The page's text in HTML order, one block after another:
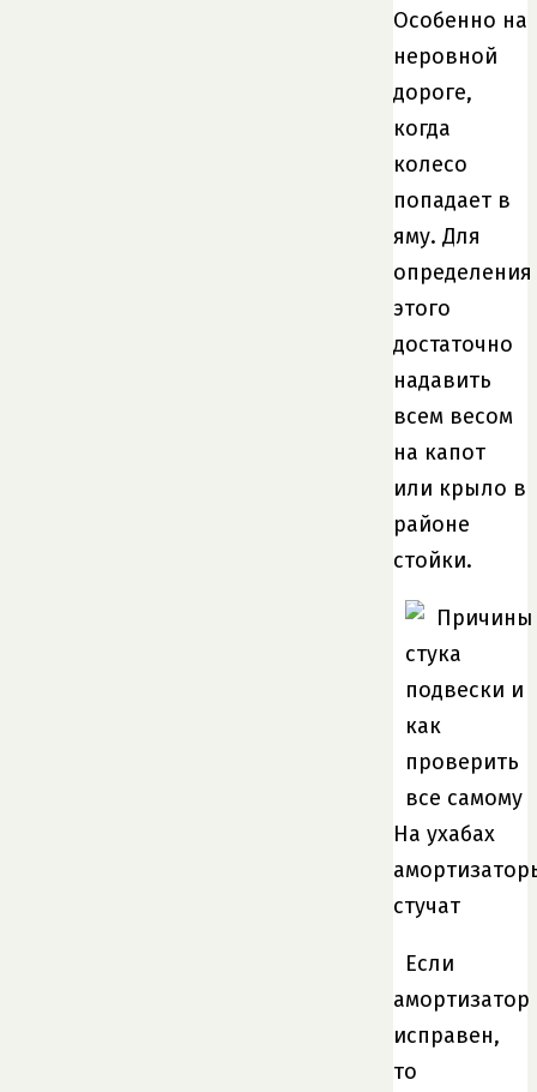
Особенно на
неровной
дороге,
когда
колесо
попадает в
яму. Для
определения
этого
достаточно
надавить
всем весом
на капот
или крыло в
районе
стойки.
На ухабах
стучат
Если
амортизатор
исправен,
то